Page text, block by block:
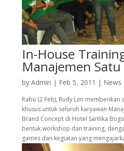
In-House
Manajemen
by Admin | Feb 5, 2011 | News
Rabu (2 Feb), Rudy Lim
khusus untuk seluruh karyawan
Brand Concept di Hotel Santika
bentuk workshop dan training,
games dan kegiatan yang